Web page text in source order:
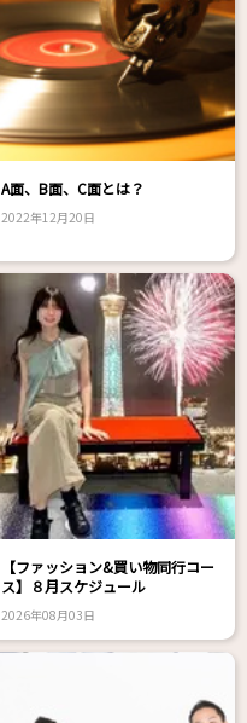
A面、B面、C面とは？
2022年12月20日
【ファッション&買い物同行コー
ス】８月スケジュール
2026年08月03日